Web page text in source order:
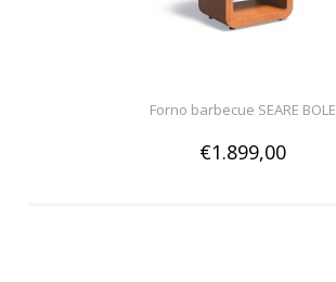
Forno barbecue SEARE BOLE
€1.899,00